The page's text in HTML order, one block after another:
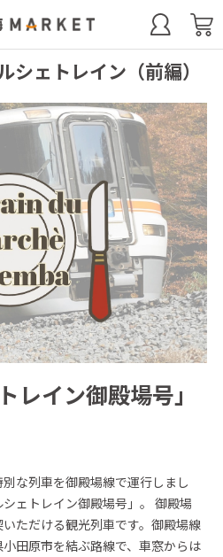
シェトレイン（前編）
レイン御殿場号」
な列車を御殿場線で運行しまし
ェトレイン御殿場号」。 御殿場
ただける観光列車です。御殿場線
田原市を結ぶ路線で、車窓からは